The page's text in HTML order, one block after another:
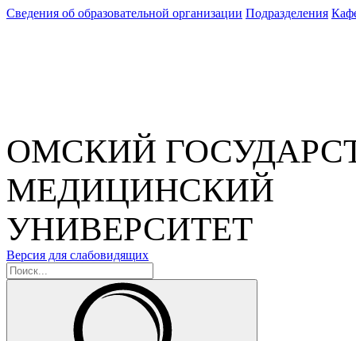
Сведения об образовательной организации Подразделения
ОМСКИЙ
МЕДИЦИНСКИЙ
УНИВЕРСИТЕТ
Версия для слабовидящих